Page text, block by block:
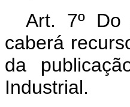
Art. 7º Do
caberá
da
Industrial.